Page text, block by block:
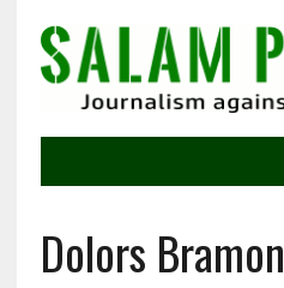
Dolors Bramon